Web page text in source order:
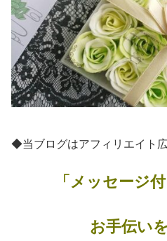
◆当ブログはアフィリエイト
「メッセージ
お手伝い